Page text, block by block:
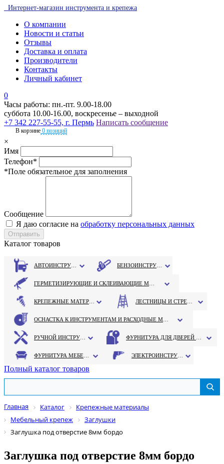
Интернет-магазин инструмента и крепежа
О компании
Новости и статьи
Отзывы
Доставка и оплата
Производители
Контакты
Личный кабинет
0
Часы работы: пн.-пт. 9.00-18.00
суббота 10.00-16.00, воскресенье – выходной
+7 342 227-55-55, г. Пермь Написать сообщение
В корзине 0 позиций
×
Имя
Телефон*
*Поле обязательное для заполнения
Сообщение
Я даю согласие на обработку персональных данных
Каталог товаров
Полный каталог товаров
Главная Каталог
Крепежные материалы
Мебельный крепеж
Заглушки
Заглушка под отверстие 8мм бордо
Заглушка под отверстие 8мм бордо